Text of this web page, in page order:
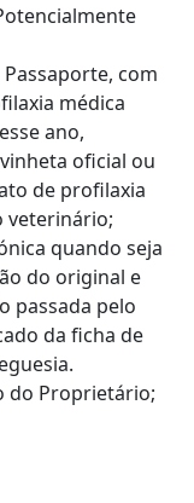
com
médica
ano,
oficial ou
de profilaxia
veterinário;
quando seja
do original e
passada pelo
da ficha de
do Proprietário;